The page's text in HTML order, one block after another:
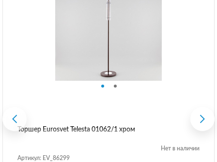
Торшер Eurosvet Telesta 01062/1 хром
Нет в наличии
Артикул: EV_86299